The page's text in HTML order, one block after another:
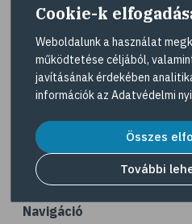
# szegfűszeg
# gyömbér
# kurkuma
# szerecsendió
# magas vérnyomás
# kardiovaszkuláris
# szív- és érrendszer
# vérnyomás
A Gyöngy gyógyszertárat
társaságok felelnek az adott
működésért. A Gyöngy
elérhetőségeit aGyógyszertár
tekintheti meg.
Navigáció
Cookie-k
Weboldalunk a használat
működtetése céljából,
javításának érdekében
információk az Adatvédelmi
Összes
További